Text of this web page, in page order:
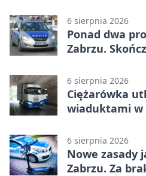
6 sierpnia 2026
Ponad dwa
Zabrzu.
6 sierpnia 2026
Ciężarówka
wiaduktami w
6 sierpnia 2026
Nowe zasady
Zabrzu. Za